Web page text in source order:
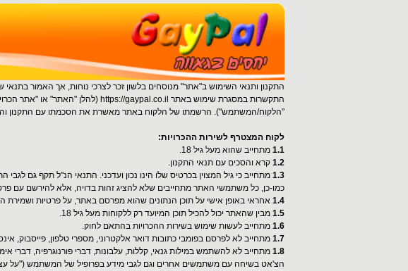
התקנון ותנאי השימוש ב"אתר" מנוסחים בלשון זכר לצרכי נוחות, אך האמור
התקשרות במסגרת שימוש באתר https://gaypal.co.il (להלן "האתר" או "אתר הכרויות" או "שירות הכרויות") בין מפעילת האתר (חברת
"הלקוח/המשתמש"). הרשמתו של הלקוח באתר מאשרת את הסכמתו עם התקנון
לקוח המצטרף לשירות ההכרויות:
1.1 מתחייב שהוא מעל גיל 18.
1.2 קרא והסכים עם תנאי התקנון.
1.3 מתחייב כי גיל המצוין בכרטיס שלו הינו נכון ועדכני. התנאי הנ"ל תקף גם
כמו-כן, כל משתמשי האתר מתחייבים שלא להציג זהות בדויה, אלא להירשם עם
1.4 אחראי באופן אישי על תוכן הנתונים שהוא מפרסם באתר, על פרטיות ושמירת
1.5 מבין שהאתר יכול להכיל תוכן המיועד רק ללקוחות מעל גיל 18.
1.6 מתחייב לעשות שימוש בשירות ההכרויות בהתאם לחוק.
1.7 מתחייב לא לפרסם בפומבי כתובות דואר אלקטרוני, מספרי טלפון, פייסבוק,
1.8 מתחייב לא להשתמש במילות גנאי, קללות, עלבונות, דברי פורנוגרפיה,
הצ'אט בשיחה עם משתמשים אחרים וגם לגבי מידע בפרופיל של המשתמש ("על